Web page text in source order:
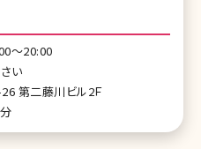
〜20:00
い
第二藤川ビル2Ｆ